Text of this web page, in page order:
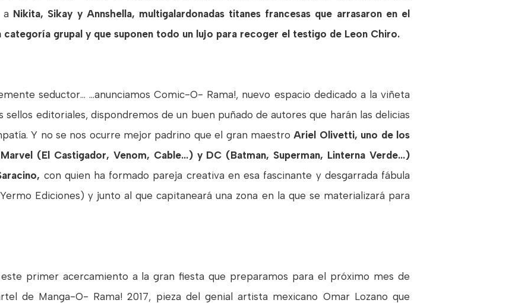
a Nikita, Sikay y Annshella, multigalardonadas titanes francesas que arrasaron en el
categoría grupal y que suponen todo un lujo para recoger el testigo de Leon Chiro.
seductor... ...anunciamos Comic-O- Rama!, nuevo espacio dedicado a la viñeta
editoriales, dispondremos de un buen puñado de autores que harán las delicias
Y no se nos ocurre mejor padrino que el gran maestro Ariel Olivetti, uno de los
(El Castigador, Venom, Cable...) y DC (Batman, Superman, Linterna Verde...)
con quien ha formado pareja creativa en esa fascinante y desgarrada fábula
Ediciones) y junto al que capitaneará una zona en la que se materializará para
primer acercamiento a la gran fiesta que preparamos para el próximo mes de
de Manga-O- Rama! 2017, pieza del genial artista mexicano Omar Lozano que